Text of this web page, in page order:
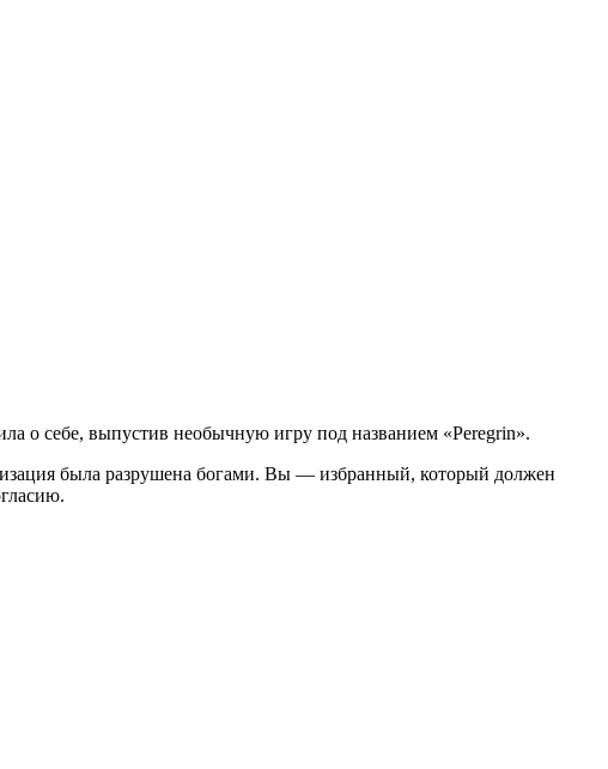
о себе, выпустив необычную игру под названием «Peregrin».
была разрушена богами. Вы — избранный, который должен